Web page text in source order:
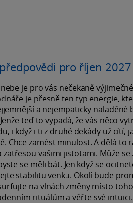
pro říjen 2027
je pro vás nečekaně
je přesně ten typ energie,
a nejempaticky
teď to vypadá, že vás něco
i když i ti z druhé dekády už cítí,
Chce zamést minulost. A dělá
vašimi jistotami. Může
se měli bát. Jen když se
stabilitu venku. Okolí bude
na vlnách změny místo
rituálům a věřte své